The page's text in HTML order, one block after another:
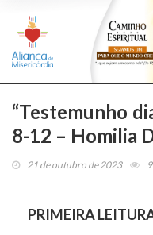
“Testemunho
8-12 – Homilia
21 de outubro de 2023
PRIMEIRA